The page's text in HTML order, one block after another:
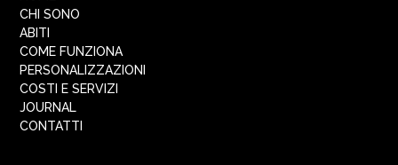
CHI SONO
ABITI
COME FUNZIONA
PERSONALIZZAZIONI
COSTI E SERVIZI
JOURNAL
CONTATTI